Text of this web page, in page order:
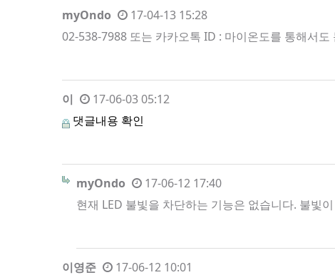
myOndo
17-04-13 15:28
02-538-7988 또는 카카오톡 ID : 마이온도를 통해서도
이
17-06-03 05:12
댓글내용 확인
myOndo
17-06-12 17:40
현재 LED 불빛을 차단하는 기능은 없습니다. 불빛
이영준
17-06-12 10:01